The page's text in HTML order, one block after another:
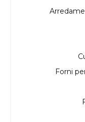
Forni